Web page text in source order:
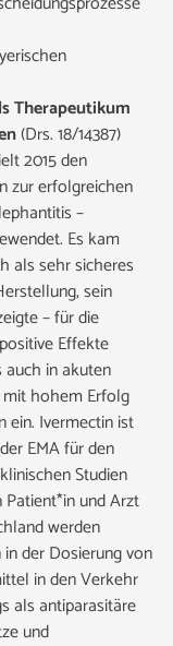
Therapeutikum
(Drs. 18/14387)
2015 den
zur erfolgreichen
–
Es kam
als sehr sicheres
sein
– für die
Effekte
in akuten
hohem Erfolg
ein. Ivermectin ist
EMA für den
Studien
Patient*in und Arzt
werden
der Dosierung von
in den Verkehr
als antiparasitäre
und